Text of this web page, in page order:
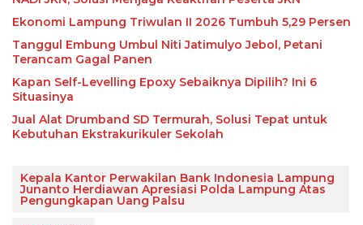
Ekonomi Lampung Triwulan II 2026 Tumbuh 5,29 Persen
Tanggul Embung Umbul Niti Jatimulyo Jebol, Petani
Terancam Gagal Panen
Kapan Self-Levelling Epoxy Sebaiknya Dipilih? Ini 6
Situasinya
Jual Alat Drumband SD Termurah, Solusi Tepat untuk
Kebutuhan Ekstrakurikuler Sekolah
Kepala Kantor Perwakilan Bank Indonesia Lampung
Junanto Herdiawan Apresiasi Polda Lampung Atas
Pengungkapan Uang Palsu